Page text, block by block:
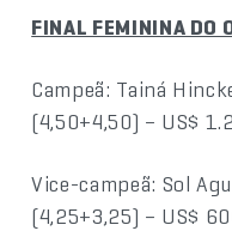
FINAL FEMININA DO
Campeã: Tainá
(4,50+4,50) – US$
Vice-campeã: Sol
(4,25+3,25) – US$